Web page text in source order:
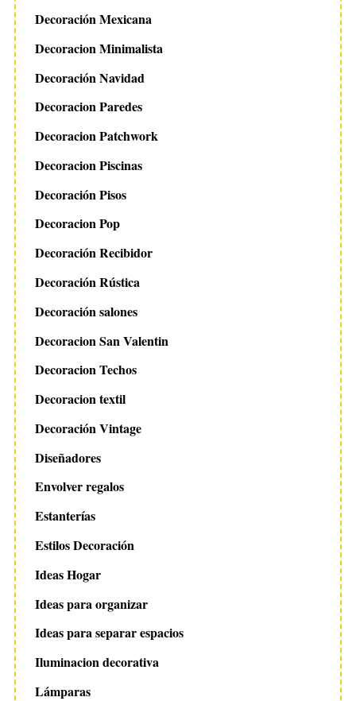
Decoración Mexicana
Decoracion Minimalista
Decoración Navidad
Decoracion Paredes
Decoracion Patchwork
Decoracion Piscinas
Decoración Pisos
Decoracion Pop
Decoración Recibidor
Decoración Rústica
Decoración salones
Decoracion San Valentin
Decoracion Techos
Decoracion textil
Decoración Vintage
Diseñadores
Envolver regalos
Estanterías
Estilos Decoración
Ideas Hogar
Ideas para organizar
Ideas para separar espacios
Iluminacion decorativa
Lámparas